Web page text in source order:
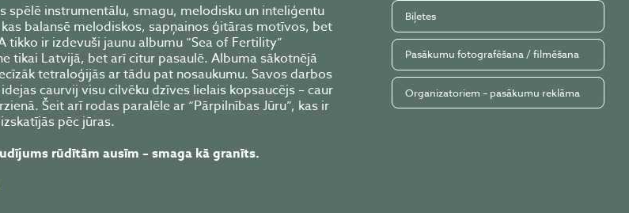
spēlē instrumentālu, smagu, melodisku un inteliģentu
balansē melodiskos, sapņainos ģitāras motīvos, bet
tikko ir izdevuši jaunu albumu “Sea of Fertility”
tikai Latvijā, bet arī citur pasaulē. Albuma sākotnējā
tetraloģijās ar tādu pat nosaukumu. Savos darbos
caurvij visu cilvēku dzīves lielais kopsaucējs – caur
Šeit arī rodas paralēle ar “Pārpilnības Jūru”, kas ir
pēc jūras.
rūdītām ausīm – smaga kā granīts.
Biļetes
Pasākumu fotografēšana / filmēšana
Organizatoriem – pasākumu reklāma